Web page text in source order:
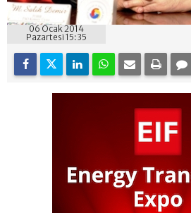
06 Ocak 2014
Pazartesi 15:35